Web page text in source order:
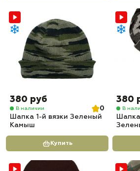
380 руб
В наличии
0
Шапка 1-й вязки Зеленый
Камыш
Купить
380
В